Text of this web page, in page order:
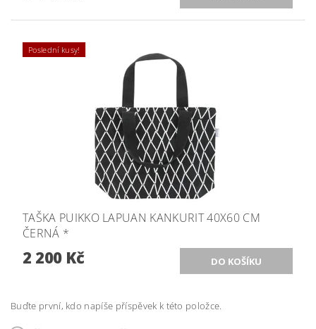
Poslední kusy!
TAŠKA PUIKKO LAPUAN KANKURIT 40X60 CM
ČERNÁ *
2 200 Kč
Buďte první, kdo napíše příspěvek k této položce.